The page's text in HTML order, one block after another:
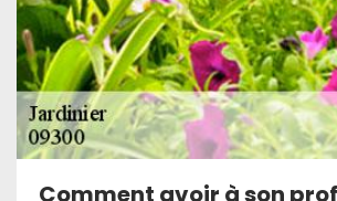
Comment avoir à son